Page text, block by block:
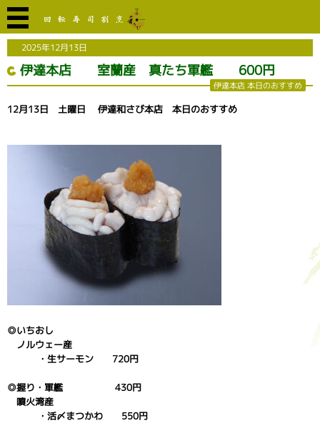
2025年12月13日
伊達本店 室蘭産 真たち軍艦 600円
伊達本店 本日のおすすめ
12月13日 土曜日 伊達和さび本店 本日のおすすめ
◎いちおし
ノルウェー産
・生サーモン 720円
◎握り・軍艦 430円
噴火湾産
・活〆まつかわ 550円